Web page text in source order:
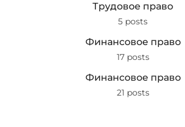
Трудовое право
5 posts
Финансовое право
17 posts
Финансовое право
21 posts